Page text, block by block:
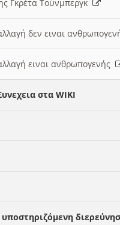
Γκρέτα Τούνμπεργκ
δεν ειναι
ειναι ανθρωπογενής
στα WIKI